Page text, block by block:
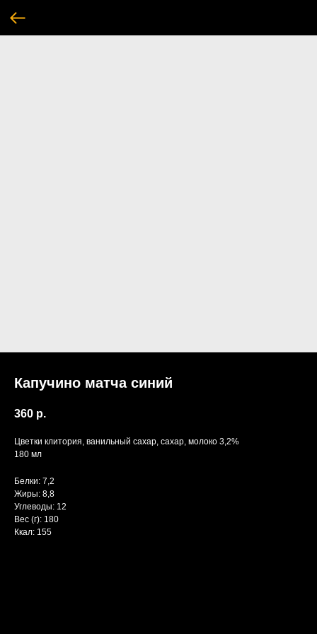
Капучино матча синий
360 р.
Цветки клитория, ванильный сахар, сахар, молоко 3,2%
180 мл
Белки: 7,2
Жиры: 8,8
Углеводы: 12
Вес (г): 180
Ккал: 155